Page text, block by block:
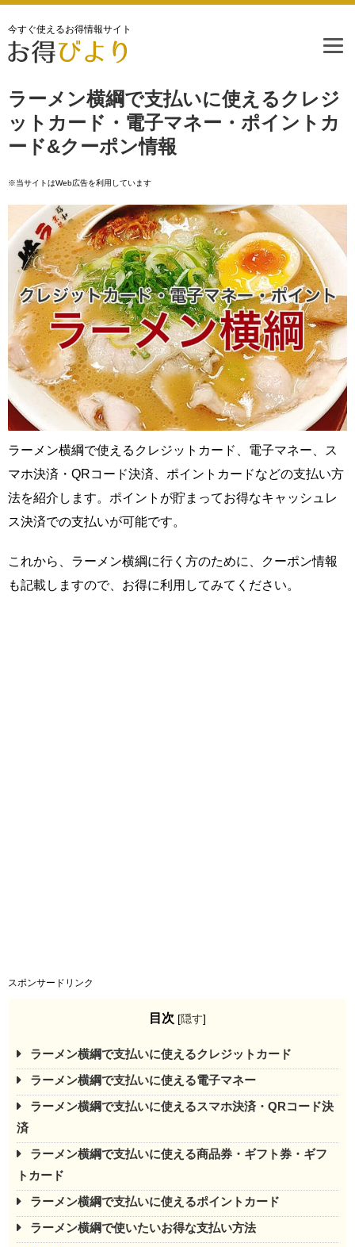
今すぐ使えるお得情報サイト
ラーメン横綱で支払いに使えるクレジ
ットカード・電子マネー・ポイントカ
ード&クーポン情報
※当サイトはWeb広告を利用しています
ラーメン横綱で使えるクレジットカード、電子マネー、ス
マホ決済・QRコード決済、ポイントカードなどの支払い方
法を紹介します。ポイントが貯まってお得なキャッシュレ
ス決済での支払いが可能です。
これから、ラーメン横綱に行く方のために、クーポン情報
も記載しますので、お得に利用してみてください。
スポンサードリンク
目次 [隠す]
ラーメン横綱で支払いに使えるクレジットカード
ラーメン横綱で支払いに使える電子マネー
ラーメン横綱で支払いに使えるスマホ決済・QRコード決
済
ラーメン横綱で支払いに使える商品券・ギフト券・ギフ
トカード
ラーメン横綱で支払いに使えるポイントカード
ラーメン横綱で使いたいお得な支払い方法